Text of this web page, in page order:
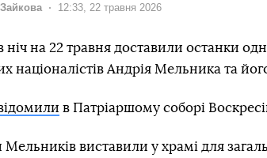
Дата:
12:33, 22 травня 2026
на 22 травня доставили останки
націоналістів Андрія Мельника та
в Патріаршому соборі
виставили у храмі для